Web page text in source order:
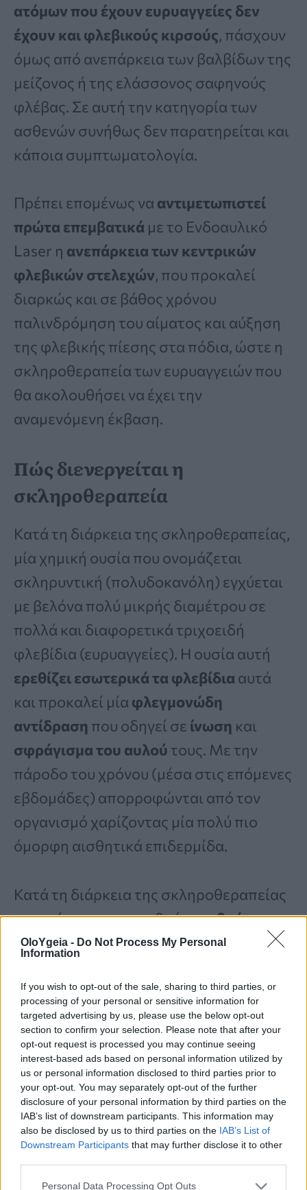
OloYgeia - Do Not Process My Personal
Information
If you wish to opt-out of the sale, sharing to third parties, or
processing of your personal or sensitive information for
targeted advertising by us, please use the below opt-out
section to confirm your selection. Please note that after your
opt-out request is processed you may continue seeing
interest-based ads based on personal information utilized by
us or personal information disclosed to third parties prior to
your opt-out. You may separately opt-out of the further
disclosure of your personal information by third parties on the
IAB’s list of downstream participants. This information may
also be disclosed by us to third parties on the IAB’s List of
Downstream Participants that may further disclose it to other
Personal Data Processing Opt Outs
ατόμων που έχουν ευρυαγγείες δεν
έχουν και φλεβικούς κιρσούς, πάσχουν
όμως από ανεπάρκεια των βαλβίδων της
μείζονος ή της ελάσσονος σαφηνούς
φλέβας. Σε αυτή την κατηγορία των
ασθενών συνήθως δεν παρατηρείται και
κάποια συμπτωματολογία.
Πρέπει επομένως να αντιμετωπιστεί
πρώτα επεμβατικά με το Ενδοαυλικό
Laser η ανεπάρκεια των κεντρικών
φλεβικών στελεχών, που προκαλεί
διαρκώς και σε βάθος χρόνου
παλινδρόμηση του αίματος και αύξηση
της φλεβικής πίεσης στα πόδια, ώστε η
σκληροθεραπεία των ευρυαγγειών που
θα ακολουθήσει να έχει την
αναμενόμενη έκβαση.
Πώς διενεργείται η
σκληροθεραπεία
Κατά τη διάρκεια της σκληροθεραπείας,
μία χημική ουσία που ονομάζεται
σκληρυντική (πολυδοκανόλη) εγχύεται
με βελόνα πολύ μικρής διαμέτρου σε
πολλά και διαφορετικά τριχοειδή
φλεβίδια (ευρυαγγείες). Η ουσία αυτή
ερεθίζει εσωτερικά τα φλεβίδια αυτά
και προκαλεί μία φλεγμονώδη
αντίδραση που οδηγεί σε ίνωση και
σφράγισμα του αυλού τους. Με την
πάροδο του χρόνου (μέσα στις επόμενες
εβδομάδες) απορροφώνται από τον
οργανισμό χαρίζοντας μία πολύ πιο
όμορφη αισθητικά επιδερμίδα.
Κατά τη διάρκεια της σκληροθεραπείας
μπορεί να παρατηρηθούνερυθρότητα,
μώλωπεςκαθώς καιμελάγχρωση του
την πάροδο του χρόνου. Απαιτείται ένας
αριθμός συνεδριών ανά 2-4 εβδομάδες
συνήθως, αν και για τον ακριβή αριθμό
των συνεδριών δεν μπορεί να γίνει
κάποια πρόβλεψη πριν ξεκινήσει η
διαδικασία.
Ελάχιστα επεμβατική